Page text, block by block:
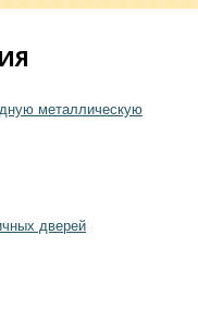
металлическую
дверей